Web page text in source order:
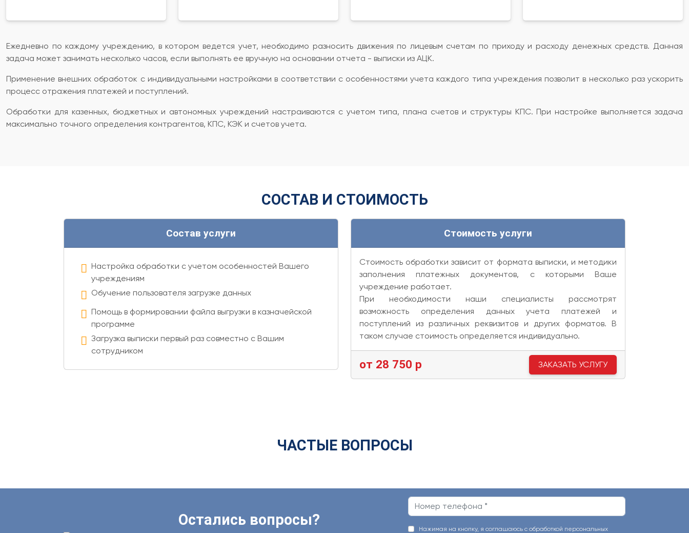
Ежедневно по каждому учреждению, в котором ведется учет, необходимо разносить движения по лицевым счетам по приходу и расходу денежных средств. Данная
задача может занимать несколько часов, если выполнять ее вручную на основании отчета - выписки из АЦК.
Применение внешних обработок с индивидуальными настройками в соответствии с особенностями учета каждого типа учреждения позволит в несколько раз ускорить
процесс отражения платежей и поступлений.
Обработки для казенных, бюджетных и автономных учреждений настраиваются с учетом типа, плана счетов и структуры КПС. При настройке выполняется задача
максимально точного определения контрагентов, КПС, КЭК и счетов учета.
СОСТАВ И СТОИМОСТЬ
Состав услуги
Настройка обработки с учетом особенностей Вашего
учреждениям
Обучение пользователя загрузке данных
Помощь в формировании файла выгрузки в казначейской
программе
Загрузка выписки первый раз совместно с Вашим
сотрудником
Стоимость услуги
Стоимость обработки зависит от формата выписки, и методики
заполнения платежных документов, с которыми Ваше
учреждение работает.
При необходимости наши специалисты рассмотрят
возможность определения данных учета платежей и
поступлений из различных реквизитов и других форматов. В
таком случае стоимость определяется индивидуально.
от 28 750 р ЗАКАЗАТЬ УСЛУГУ
ЧАСТЫЕ ВОПРОСЫ
Остались вопросы?
Нажимая на кнопку, я соглашаюсь с обработкой персональных